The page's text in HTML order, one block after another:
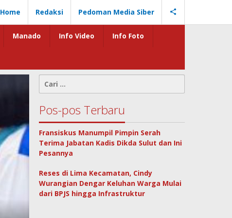
Home Redaksi Pedoman Media Siber
Manado Info Video Info Foto
untuk:
Pos-pos Terbaru
Fransiskus Manumpil Pimpin Serah
Terima Jabatan Kadis Dikda Sulut dan Ini
Pesannya
Reses di Lima Kecamatan, Cindy
Wurangian Dengar Keluhan Warga Mulai
dari BPJS hingga Infrastruktur